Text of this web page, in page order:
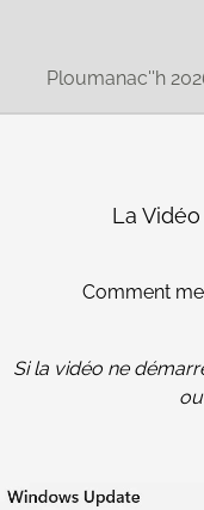
Ploumanac''h
La
Comment
Si la vidéo ne